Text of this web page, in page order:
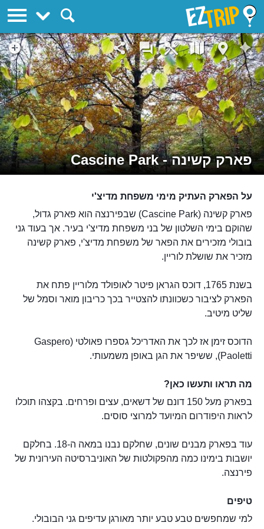
פארק קשינה - Cascine Park
על הפארק העתיק מימי משפחת מדיצ'י
פארק קשינה (Cascine Park) שבפירנצה הוא פארק גדול,
שהוקם בימי השלטון של בני משפחת מדיצ'י בעיר. אך בעוד גני
בובולי מזכירים את הפאר של משפחת מדיצ'י, פארק קשינה
מזכיר את שושלת לוריין.
בשנת 1765, דוכס הגראן פיטר לאופולד מלוריין פתח את
הפארק לציבור כשכוונתו להצטייר בכך כריבון מואר וסמל של
שליט מיטיב.
הדוכס זימן אז לכך את האדריכל גספרו פאולטי (Gaspero
Paoletti), ששיפר את הגן באופן משמעותי.
מה תראו ותעשו כאן?
בפארק מעל 150 דונם של דשאים, עצים ופרחים. בקצהו תוכלו
לראות היפודרום המיועד למרוצי סוסים.
עוד בפארק מבנים שונים, שחלקם נבנו במאה ה-18. בחלקם
יושבות בימינו כמה מהפקולטות של האוניברסיטה העירונית של
פירנצה.
טיפים
למי שמחפשים טבע טבע יותר מאורגן עדיפים גני הבובולי.
EZTrip